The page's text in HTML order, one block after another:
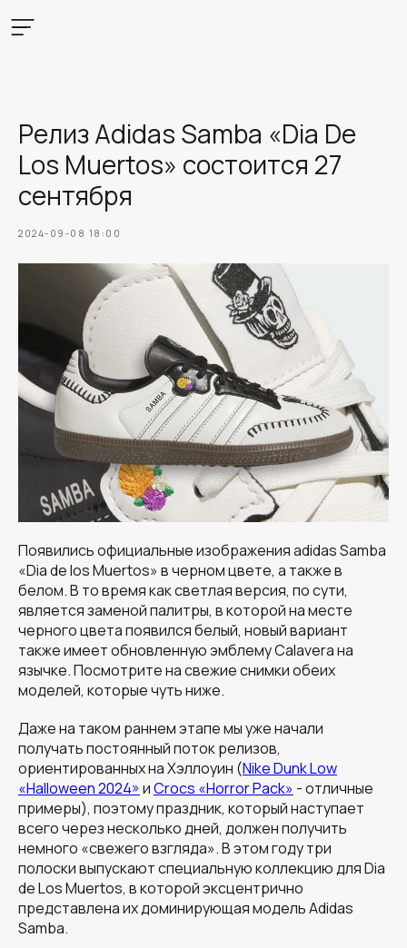
Релиз Adidas Samba «Dia De
Los Muertos» состоится 27
сентября
2024-09-08 18:00
Появились официальные изображения adidas Samba
«Dia de los Muertos» в черном цвете, а также в
белом. В то время как светлая версия, по сути,
является заменой палитры, в которой на месте
черного цвета появился белый, новый вариант
также имеет обновленную эмблему Calavera на
язычке. Посмотрите на свежие снимки обеих
моделей, которые чуть ниже.
Даже на таком раннем этапе мы уже начали
получать постоянный поток релизов,
ориентированных на Хэллоуин (Nike Dunk Low
«Halloween 2024»иCrocs «Horror Pack» - отличные
примеры), поэтому праздник, который наступает
всего через несколько дней, должен получить
немного «свежего взгляда». В этом году три
полоски выпускают специальную коллекцию для Dia
de Los Muertos, в которой эксцентрично
представлена их доминирующая модель Adidas
Samba.